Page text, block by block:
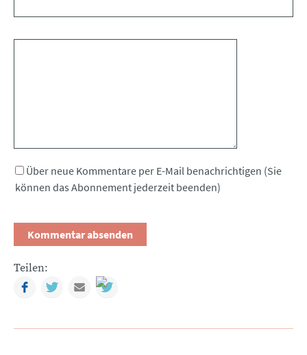
Über neue Kommentare per E-Mail benachrichtigen (Sie
können das Abonnement jederzeit beenden)
Teilen:
FacebookTwitterMail